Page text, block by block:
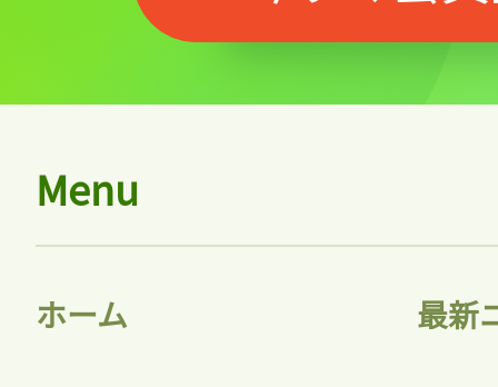
Menu
ホーム 最新